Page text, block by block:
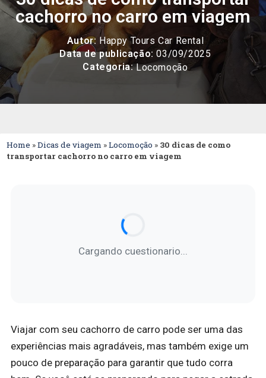
cachorro no carro em viagem
Autor: Happy Tours Car Rental
Data de publicação: 03/09/2025
Categoria: Locomoção
Home »Dicas de viagem »Locomoção » 30 dicas de como
transportar cachorro no carro em viagem
Cargando cuestionario...
Viajar com seu cachorro de carro pode ser uma das
experiências mais agradáveis, mas também exige um
pouco de preparação para garantir que tudo corra